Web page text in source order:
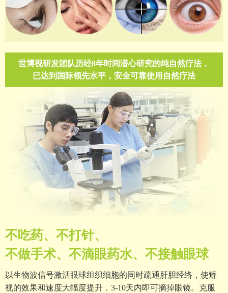
世博视研发团队历经8年时间潜心研究的纯自然疗法，
已达到国际领先水平，安全可靠使用自然疗法
不吃药、不打针、
不做手术、不滴眼药水、不接触眼球
以生物波信号激活眼球组织细胞的同时疏通肝胆经络，使矫
视的效果和速度大幅度提升，3-10天内即可摘掉眼镜。克服